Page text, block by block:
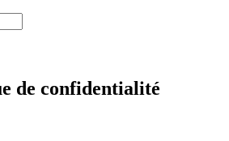
de confidentialité